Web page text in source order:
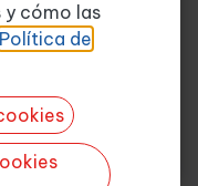
y su
y cómo las
Política de